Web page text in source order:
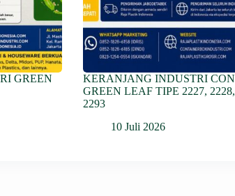
GREEN
KERANJANG INDUSTRI
GREEN LEAF TIPE 2227,
2293
10 Juli 2026